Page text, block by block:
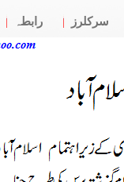
سرکلرز رابطہ